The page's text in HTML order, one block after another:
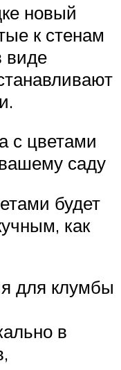
новый
к стенам
виде
с цветами
саду
будет
как
для клумбы
в